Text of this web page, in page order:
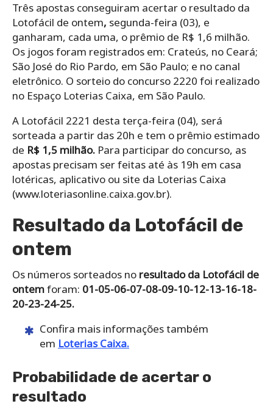
Três apostas conseguiram acertar o resultado da
Lotofácil de ontem, segunda-feira (03), e
ganharam, cada uma, o prêmio de R$ 1,6 milhão.
Os jogos foram registrados em: Crateús, no Ceará;
São José do Rio Pardo, em São Paulo; e no canal
eletrônico. O sorteio do concurso 2220 foi realizado
no Espaço Loterias Caixa, em São Paulo.
A Lotofácil 2221 desta terça-feira (04), será
sorteada a partir das 20h e tem o prêmio estimado
de R$ 1,5 milhão. Para participar do concurso, as
apostas precisam ser feitas até às 19h em casa
lotéricas, aplicativo ou site da Loterias Caixa
(www.loteriasonline.caixa.gov.br).
Resultado da Lotofácil de
ontem
Os números sorteados no resultado da Lotofácil de
ontemforam: 01-05-06-07-08-09-10-12-13-16-18-
20-23-24-25.
Confira mais informações também
em Loterias Caixa.
Probabilidade de acertar o
resultado